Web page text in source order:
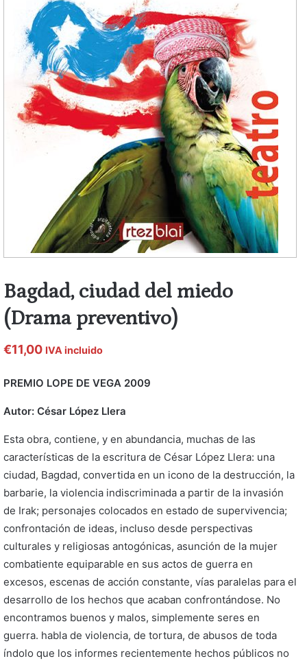
Bagdad, ciudad del miedo
(Drama preventivo)
€11,00 IVA incluido
PREMIO LOPE DE VEGA 2009
Autor: César López Llera
Esta obra, contiene, y en abundancia, muchas de las
características de la escritura de César López Llera: una
ciudad, Bagdad, convertida en un icono de la destrucción, la
barbarie, la violencia indiscriminada a partir de la invasión
de Irak; personajes colocados en estado de supervivencia;
confrontación de ideas, incluso desde perspectivas
culturales y religiosas antogónicas, asunción de la mujer
combatiente equiparable en sus actos de guerra en
excesos, escenas de acción constante, vías paralelas para el
desarrollo de los hechos que acaban confrontándose. No
encontramos buenos y malos, simplemente seres en
guerra. habla de violencia, de tortura, de abusos de toda
índolo que los informes recientemente hechos públicos no